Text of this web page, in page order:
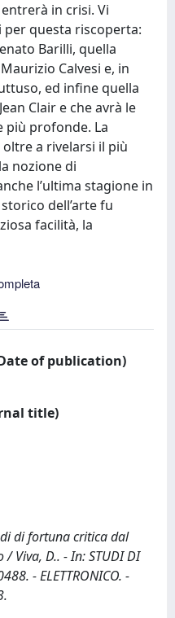
in crisi. Vi
questa riscoperta:
Barilli, quella
Calvesi e, in
ed infine quella
Clair e che avrà le
profonde. La
a rivelarsi il più
nozione di
l’ultima stagione in
dell’arte fu
facilità, la
of publication)
title)
di fortuna critica dal
Viva, D.. - In: STUDI DI
- ELETTRONICO. -